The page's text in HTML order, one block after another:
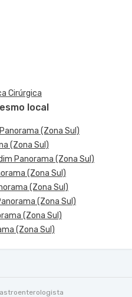
Cirúrgica
local
(Zona Sul)
(Zona Sul)
Panorama (Zona Sul)
(Zona Sul)
(Zona Sul)
(Zona Sul)
(Zona Sul)
(Zona Sul)